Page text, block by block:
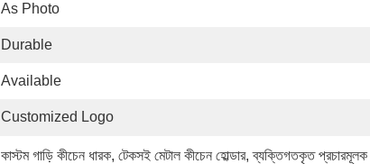
As Photo
Durable
Available
Customized Logo
কাস্টম গাড়ি কীচেন ধারক, টেকসই মেটাল কীচেন হোল্ডার, ব্যক্তিগতকৃত প্রচারমূলক